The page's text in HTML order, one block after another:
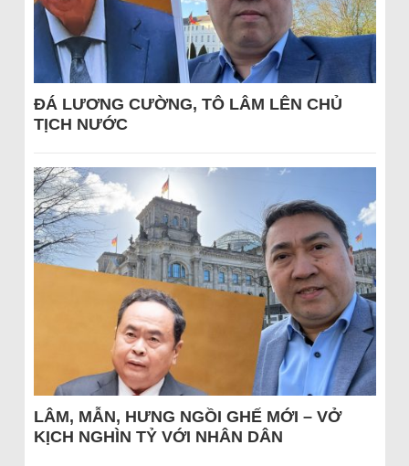
ĐÁ LƯƠNG CƯỜNG, TÔ LÂM LÊN CHỦ
TỊCH NƯỚC
LÂM, MẪN, HƯNG NGỒI GHẾ MỚI – VỞ
KỊCH NGHÌN TỶ VỚI NHÂN DÂN